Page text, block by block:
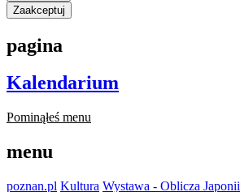
Zaakceptuj
pagina
Kalendarium
Pominąłeś menu
menu
poznan.pl Kultura Wystawa - Oblicza Japonii